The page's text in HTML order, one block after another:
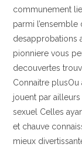
communement
parmi
desapprobations
pionniere vous
decouvertes
Connaitre plusOu
jouent par
sexuel Celles
et chauve
mieux